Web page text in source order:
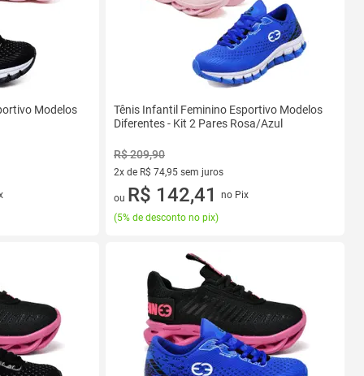
Modelos
Tênis Infantil Feminino Esportivo Modelos
Diferentes - Kit 2 Pares Rosa/Azul
R$ 209,90
2x de R$ 74,95 sem juros
2 vez de R$ 74,95 sem juros
ou R$ 142,41
no Pix
(5% de desconto no pix)